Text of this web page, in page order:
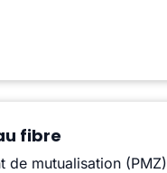
fibre
de mutualisation (PMZ)